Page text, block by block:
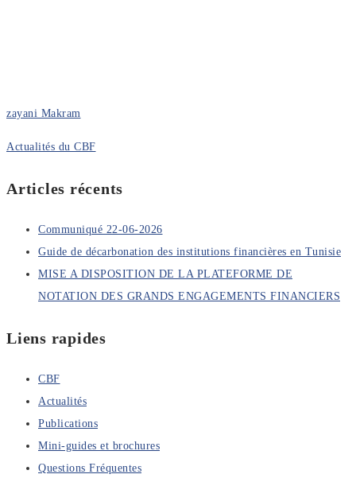
zayani Makram
Actualités du CBF
Articles récents
Communiqué 22-06-2026
Guide de décarbonation des institutions financières en Tunisie
MISE A DISPOSITION DE LA PLATEFORME DE
NOTATION DES GRANDS ENGAGEMENTS FINANCIERS
Liens rapides
CBF
Actualités
Publications
Mini-guides et brochures
Questions Fréquentes